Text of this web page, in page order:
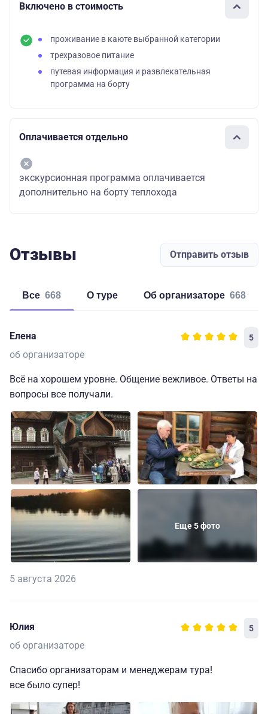
Включено в стоимость
проживание в каюте выбранной категории
трехразовое питание
путевая информация и развлекательная
программа на борту
Оплачивается отдельно
экскурсионная программа оплачивается
дополнительно на борту теплохода
Отзывы Отправить отзыв
Все 668 о туре об организаторе 668
Елена 5
об организаторе
Всё на хорошем уровне. Общение вежливое. Ответы на
вопросы все получали.
Еще 5 фото
5 августа 2026
Юлия 5
об организаторе
Спасибо организаторам и менеджерам тура!
все было супер!